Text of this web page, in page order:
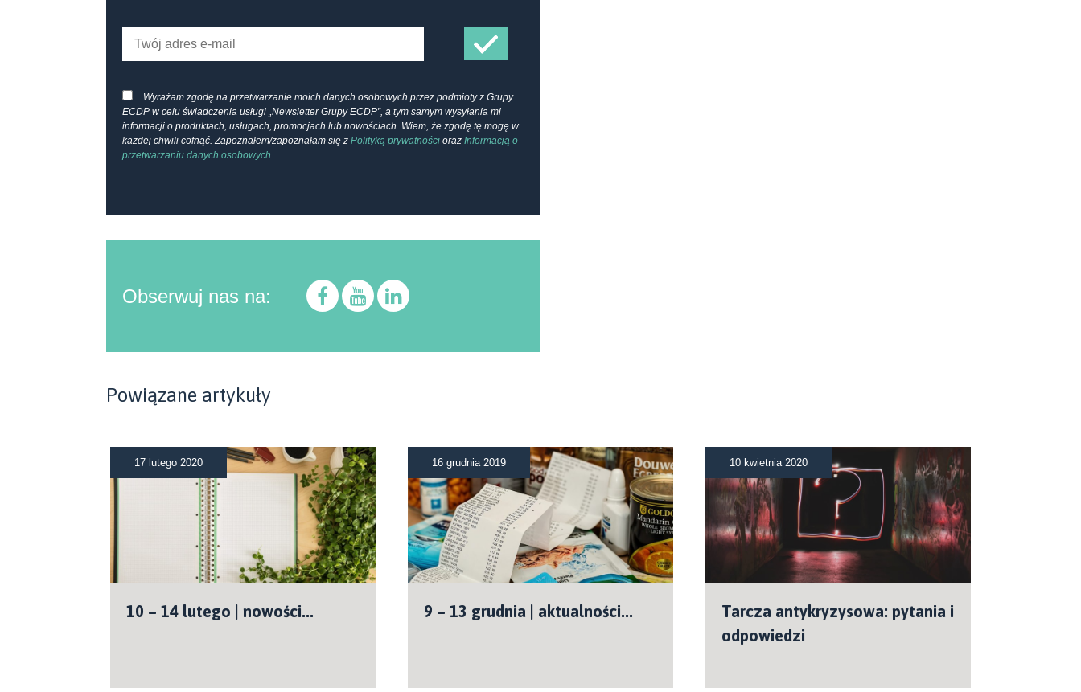
Wyrażam zgodę na przetwarzanie moich danych osobowych przez podmioty z Grupy
ECDP w celu świadczenia usługi „Newsletter Grupy ECDP”, a tym samym wysyłania mi
informacji o produktach, usługach, promocjach lub nowościach. Wiem, że zgodę tę mogę w
każdej chwili cofnąć. Zapoznałem/zapoznałam się z Polityką prywatności oraz Informacją o
przetwarzaniu danych osobowych.
Obserwuj nas na:
Powiązane artykuły
17 lutego 2020
10 – 14 lutego | nowości...
16 grudnia 2019
9 – 13 grudnia | aktualności...
10 kwietnia 2020
Tarcza antykryzysowa: pytania i
odpowiedzi